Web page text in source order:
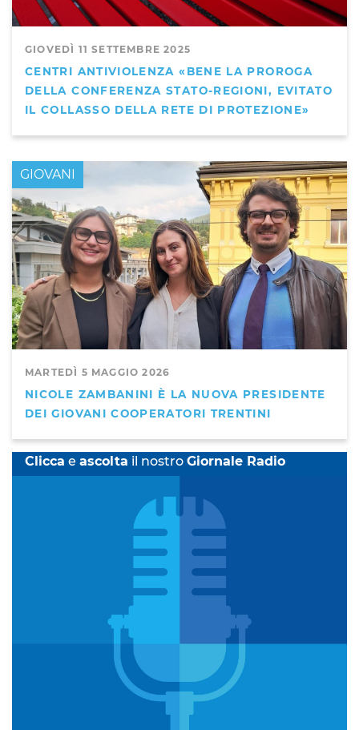
GIOVEDÌ 11 SETTEMBRE 2025
CENTRI ANTIVIOLENZA «BENE LA PROROGA
DELLA CONFERENZA STATO-REGIONI, EVITATO
IL COLLASSO DELLA RETE DI PROTEZIONE»
MARTEDÌ 5 MAGGIO 2026
NICOLE ZAMBANINI È LA NUOVA PRESIDENTE
DEI GIOVANI COOPERATORI TRENTINI
GIOVANI
Clicca e ascolta il nostro Giornale Radio